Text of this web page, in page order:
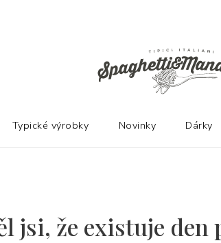
jsi, že existuje den
Typické výrobky Novinky Dárky